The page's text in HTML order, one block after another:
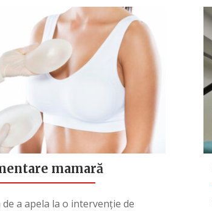
mamară
de a apela la o intervenție de